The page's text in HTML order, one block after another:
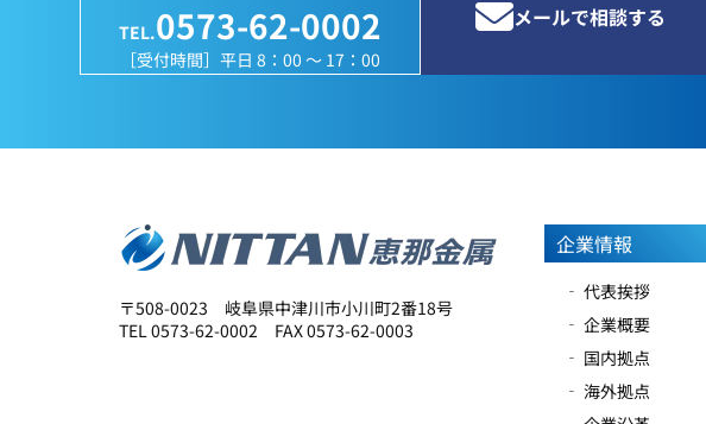
TEL.0573-62-0002
［受付時間］平日 8：00 ～ 17：00
メールで相談する
〒508-0023 岐阜県中津川市小川町2番18号
TEL 0573-62-0002 FAX 0573-62-0003
企業情報
‐ 代表挨拶
‐ 企業概要
‐ 国内拠点
‐ 海外拠点